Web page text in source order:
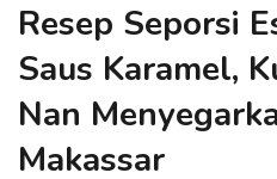
Resep Seporsi
Saus Karamel,
Nan
Makassar